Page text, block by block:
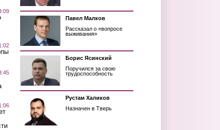
Павел Малков
Рассказал о «вопросе
выживания»
Борис Ясинский
Поручился за свою
трудоспособность
Рустам Халиков
Назначен в Тверь